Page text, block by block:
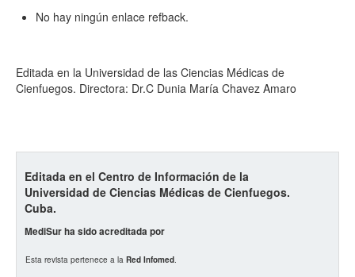
No hay ningún enlace refback.
Editada en la Universidad de las Ciencias Médicas de
Cienfuegos. Directora: Dr.C Dunia María Chavez Amaro
Editada en el Centro de Información de la
Universidad de Ciencias Médicas de Cienfuegos.
Cuba.
MediSur ha sido acreditada por
Esta revista pertenece a la Red Infomed.